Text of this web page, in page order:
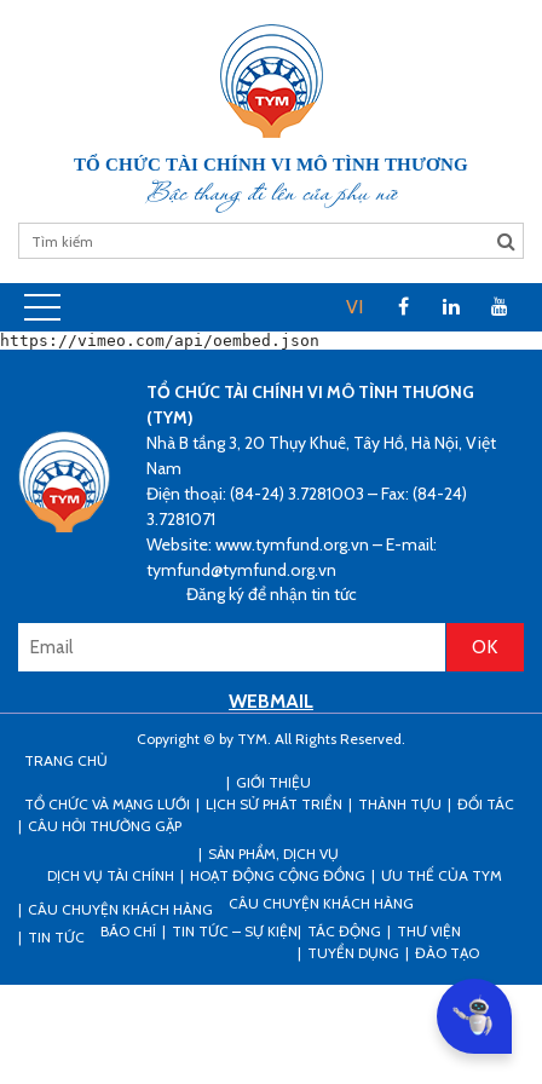
TỔ CHỨC TÀI CHÍNH VI MÔ TÌNH THƯƠNG
Bậc thang đi lên của phụ nữ
VI
https://vimeo.com/api/oembed.json
TỔ CHỨC TÀI CHÍNH VI MÔ TÌNH THƯƠNG
(TYM)
Nhà B tầng 3, 20 Thụy Khuê, Tây Hồ, Hà Nội, Việt
Nam
Điện thoại: (84-24) 3.7281003 – Fax: (84-24)
3.7281071
Website: www.tymfund.org.vn – E-mail:
tymfund@tymfund.org.vn
Đăng ký để nhận tin tức
WEBMAIL
Copyright © by TYM. All Rights Reserved.
TRANG CHỦ
GIỚI THIỆU
TỔ CHỨC VÀ MẠNG LƯỚI
LỊCH SỬ PHÁT TRIỂN THÀNH TỰU
ĐỐI TÁC
CÂU HỎI THƯỜNG GẶP
SẢN PHẨM, DỊCH VỤ
DỊCH VỤ TÀI CHÍNH
HOẠT ĐỘNG CỘNG ĐỒNG
ƯU THẾ CỦA TYM
CÂU CHUYỆN KHÁCH HÀNG
CÂU CHUYỆN KHÁCH HÀNG
TIN TỨC
BÁO CHÍ TIN TỨC – SỰ KIỆN TÁC ĐỘNG
THƯ VIỆN
TUYỂN DỤNG
ĐÀO TẠO
Can I